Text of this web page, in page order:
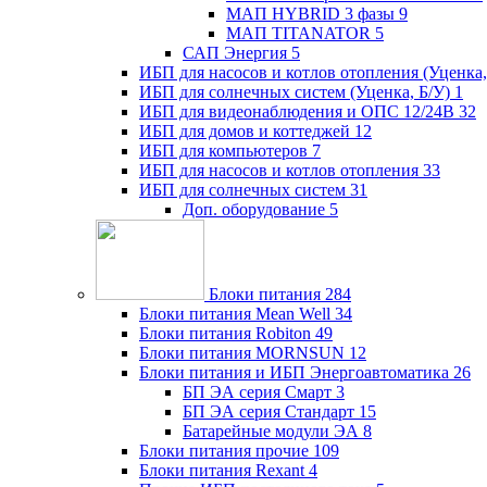
МАП HYBRID 3 фазы 9
МАП TITANATOR 5
САП Энергия 5
ИБП для насосов и котлов отопления
ИБП для солнечных систем (Уценка, Б/У) 1
ИБП для видеонаблюдения и ОПС 12/24В 32
ИБП для домов и коттеджей 12
ИБП для компьютеров 7
ИБП для насосов и котлов отопления 33
ИБП для солнечных систем 31
Доп. оборудование 5
Блоки питания 284
Блоки питания Mean Well 34
Блоки питания Robiton 49
Блоки питания MORNSUN 12
Блоки питания и ИБП Энергоавтоматика 26
БП ЭА серия Смарт 3
БП ЭА серия Стандарт 15
Батарейные модули ЭА 8
Блоки питания прочие 109
Блоки питания Rexant 4